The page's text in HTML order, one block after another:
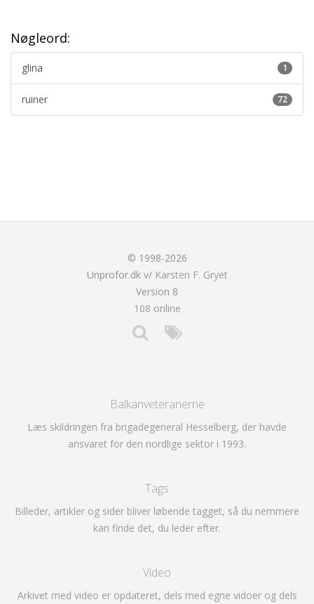
Nøgleord:
1
glina
72
ruiner
© 1998-2026
Unprofor.dk v/ Karsten F. Gryet
Version 8
108 online
Balkanveteranerne
Læs skildringen fra brigadegeneral Hesselberg, der havde
ansvaret for den nordlige sektor i 1993.
Tags
Billeder, artikler og sider bliver løbende tagget, så du nemmere
kan finde det, du leder efter.
Video
Arkivet med video er opdateret, dels med egne vidoer og dels